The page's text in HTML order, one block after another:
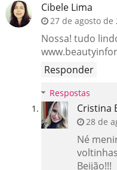
Cibele Lima
27 de agosto de
Nossa! tudo
Responder
Respostas
Cristina
28 de
Né
Beijão!!!